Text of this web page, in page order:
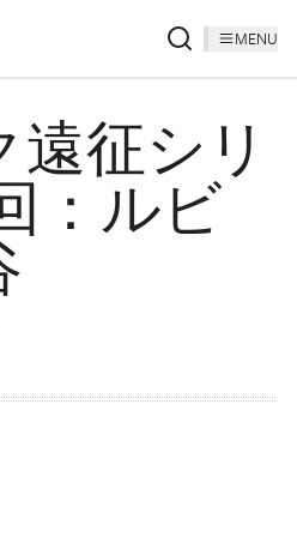
MENU
征シリ
：ルビ